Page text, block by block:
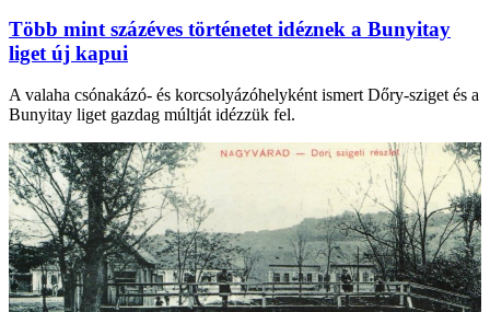
Több mint százéves történetet idéznek a Bunyitay
liget új kapui
A valaha csónakázó- és korcsolyázóhelyként ismert Dőry-sziget és a
Bunyitay liget gazdag múltját idézzük fel.